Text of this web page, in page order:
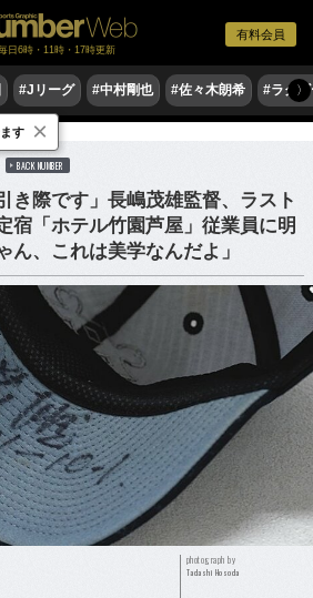
有料会員
日6時・11時・17時更新
#Jリーグ #中村剛也 #佐々木朗希 #ラグ〉
BACK NUMBER
き際です」長嶋茂雄監督、ラスト
「ホテル竹園芦屋」従業員に明
ん、これは美学なんだよ」
photograph by
Tadashi Hosoda
す ×